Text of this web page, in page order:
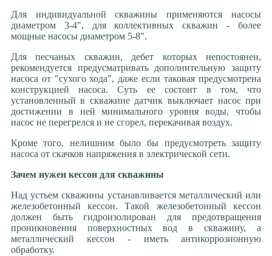
Для индивидуальной скважины применяются насосы
диаметром 3-4", для коллективных скважин - более
мощные насосы диаметром 5-8".
Для песчаных скважин, дебет которых непостоянен,
рекомендуется предусматривать дополнительную защиту
насоса от "сухого хода", даже если таковая предусмотрена
конструкцией насоса. Суть ее состоит в том, что
установленный в скважине датчик выключает насос при
достижении в ней минимального уровня воды, чтобы
насос не перегрелся и не сгорел, перекачивая воздух.
Кроме того, нелишним было бы предусмотреть защиту
насоса от скачков напряжения в электрической сети.
Зачем нужен кессон для скважины
Над устьем скважины устанавливается металлический или
железобетонный кессон. Такой железобетонный кессон
должен быть гидроизолирован для предотвращения
проникновения поверхностных вод в скважину, а
металлический кессон - иметь антикоррозионную
обработку.